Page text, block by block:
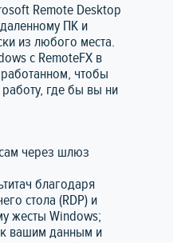
Remote Desktop
ПК и
из любого места.
с RemoteFX в
чтобы
где бы вы ни
через шлюз
благодаря
стола (RDP) и
жесты Windows;
вашим данным и